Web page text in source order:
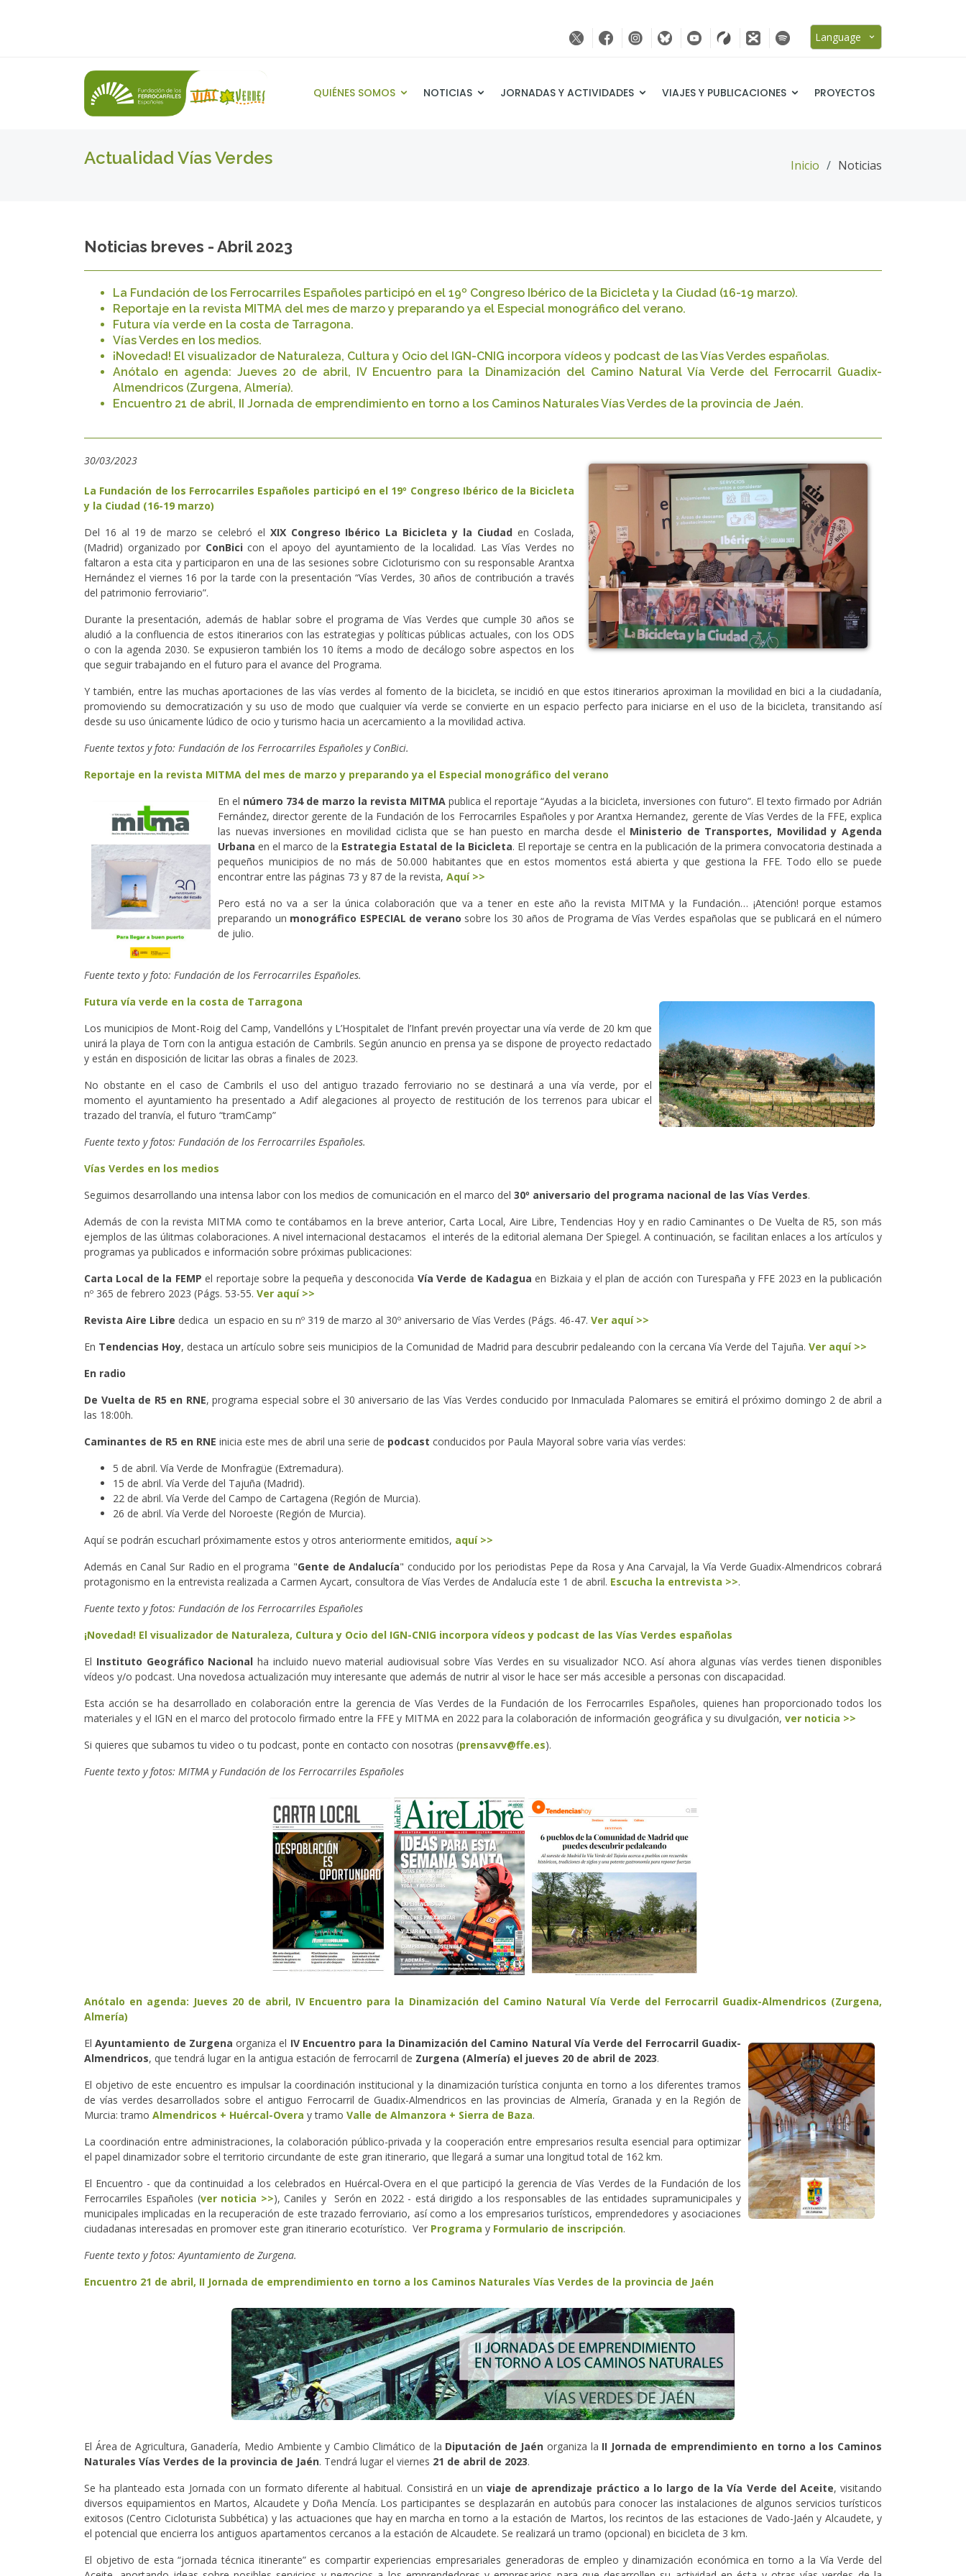
Language
QUIÉNES SOMOS NOTICIAS JORNADAS Y ACTIVIDADES VIAJES Y PUBLICACIONES PROYECTOS
Actualidad Vías Verdes Inicio Noticias
Noticias breves - Abril 2023
La Fundación de los Ferrocarriles Españoles participó en el 19º Congreso Ibérico de la Bicicleta y la Ciudad (16-19 marzo).
Reportaje en la revista MITMA del mes de marzo y preparando ya el Especial monográfico del verano.
Futura vía verde en la costa de Tarragona.
Vías Verdes en los medios.
¡Novedad! El visualizador de Naturaleza, Cultura y Ocio del IGN-CNIG incorpora vídeos y podcast de las Vías Verdes españolas.
Anótalo en agenda: Jueves 20 de abril, IV Encuentro para la Dinamización del Camino Natural Vía Verde del Ferrocarril Guadix-
Almendricos (Zurgena, Almería).
Encuentro 21 de abril, II Jornada de emprendimiento en torno a los Caminos Naturales Vías Verdes de la provincia de Jaén.
30/03/2023
​La Fundación de los Ferrocarriles Españoles participó en el 19º Congreso Ibérico de la Bicicleta
y la Ciudad (16-19 marzo)
Del 16 al 19 de marzo se celebró el XIX Congreso Ibérico La Bicicleta y la Ciudaden Coslada,
(Madrid) organizado por ConBicicon el apoyo del ayuntamiento de la localidad. Las Vías Verdes no
faltaron a esta cita y participaron en una de las sesiones sobre Cicloturismo con su responsable Arantxa
Hernández el viernes 16 por la tarde con la presentación “Vías Verdes, 30 años de contribución a través
del patrimonio ferroviario”.
Durante la presentación, además de hablar sobre el programa de Vías Verdes que cumple 30 años se
aludió a la confluencia de estos itinerarios con las estrategias y políticas públicas actuales, con los ODS
o con la agenda 2030. Se expusieron también los 10 ítems a modo de decálogo sobre aspectos en los
que seguir trabajando en el futuro para el avance del Programa.
Y también, entre las muchas aportaciones de las vías verdes al fomento de la bicicleta, se incidió en que estos itinerarios aproximan la movilidad en bici a la ciudadanía,
promoviendo su democratización y su uso de modo que cualquier vía verde se convierte en un espacio perfecto para iniciarse en el uso de la bicicleta, transitando así
desde su uso únicamente lúdico de ocio y turismo hacia un acercamiento a la movilidad activa.
Fuente textos y foto: Fundación de los Ferrocarriles Españoles y ConBici.
Reportaje en la revista MITMA del mes de marzo y preparando ya el Especial monográfico del verano
En el número 734 de marzo la revista MITMA publica el reportaje “Ayudas a la bicicleta, inversiones con futuro”. El texto firmado por Adrián
Fernández, director gerente de la Fundación de los Ferrocarriles Españoles y por Arantxa Hernandez, gerente de Vías Verdes de la FFE, explica
las nuevas inversiones en movilidad ciclista que se han puesto en marcha desde el Ministerio de Transportes, Movilidad y Agenda
Urbana en el marco de la Estrategia Estatal de la Bicicleta. El reportaje se centra en la publicación de la primera convocatoria destinada a
pequeños municipios de no más de 50.000 habitantes que en estos momentos está abierta y que gestiona la FFE. Todo ello se puede
encontrar entre las páginas 73 y 87 de la revista, Aquí >>
Pero está no va a ser la única colaboración que va a tener en este año la revista MITMA y la Fundación… ¡Atención! porque estamos
preparando un monográfico ESPECIAL de verano sobre los 30 años de Programa de Vías Verdes españolas que se publicará en el número
de julio.
Fuente texto y foto: Fundación de los Ferrocarriles Españoles.
Futura vía verde en la costa de Tarragona
Los municipios de Mont-Roig del Camp, Vandellóns y L’Hospitalet de l’Infant prevén proyectar una vía verde de 20 km que
unirá la playa de Torn con la antigua estación de Cambrils. Según anuncio en prensa ya se dispone de proyecto redactado
y están en disposición de licitar las obras a finales de 2023.
No obstante en el caso de Cambrils el uso del antiguo trazado ferroviario no se destinará a una vía verde, por el
momento el ayuntamiento ha presentado a Adif alegaciones al proyecto de restitución de los terrenos para ubicar el
trazado del tranvía, el futuro “tramCamp”
Fuente texto y fotos: Fundación de los Ferrocarriles Españoles.
Vías Verdes en los medios
Seguimos desarrollando una intensa labor con los medios de comunicación en el marco del 30º aniversario del programa nacional de las Vías Verdes.
Además de con la revista MITMA como te contábamos en la breve anterior, Carta Local, Aire Libre, Tendencias Hoy y en radio Caminantes o De Vuelta de R5, son más
ejemplos de las úlitmas colaboraciones. A nivel internacional destacamos el interés de la editorial alemana Der Spiegel. A continuación, se facilitan enlaces a los artículos y
programas ya publicados e información sobre próximas publicaciones:
Carta Local de la FEMP el reportaje sobre la pequeña y desconocida Vía Verde de Kadagua en Bizkaia y el plan de acción con Turespaña y FFE 2023 en la publicación
nº 365 de febrero 2023 (Págs. 53-55. Ver aquí >>
Revista Aire Libre dedica un espacio en su nº 319 de marzo al 30º aniversario de Vías Verdes (Págs. 46-47. Ver aquí >>
En Tendencias Hoy, destaca un artículo sobre seis municipios de la Comunidad de Madrid para descubrir pedaleando con la cercana Vía Verde del Tajuña. Ver aquí >>
En radio
De Vuelta de R5 en RNE, programa especial sobre el 30 aniversario de las Vías Verdes conducido por Inmaculada Palomares se emitirá el próximo domingo 2 de abril a
las 18:00h.
Caminantes de R5 en RNE inicia este mes de abril una serie de podcast conducidos por Paula Mayoral sobre varia vías verdes:
5 de abril. Vía Verde de Monfragüe (Extremadura).
15 de abril. Vía Verde del Tajuña (Madrid).
22 de abril. Vía Verde del Campo de Cartagena (Región de Murcia).
26 de abril. Vía Verde del Noroeste (Región de Murcia).
Aquí se podrán escucharl próximamente estos y otros anteriormente emitidos, aquí >>
Además en Canal Sur Radio en el programa "Gente de Andalucía" conducido por los periodistas Pepe da Rosa y Ana Carvajal, la Vía Verde Guadix-Almendricos cobrará
protagonismo en la entrevista realizada a Carmen Aycart, consultora de Vías Verdes de Andalucía este 1 de abril. Escucha la entrevista >>.
Fuente texto y fotos: Fundación de los Ferrocarriles Españoles
¡Novedad! El visualizador de Naturaleza, Cultura y Ocio del IGN-CNIG incorpora vídeos y podcast de las Vías Verdes españolas
El Instituto Geográfico Nacional ha incluido nuevo material audiovisual sobre Vías Verdes en su visualizador NCO. Así ahora algunas vías verdes tienen disponibles
vídeos y/o podcast. Una novedosa actualización muy interesante que además de nutrir al visor le hace ser más accesible a personas con discapacidad.
Esta acción se ha desarrollado en colaboración entre la gerencia de Vías Verdes de la Fundación de los Ferrocarriles Españoles, quienes han proporcionado todos los
materiales y el IGN en el marco del protocolo firmado entre la FFE y MITMA en 2022 para la colaboración de información geográfica y su divulgación, ver noticia >>
Si quieres que subamos tu video o tu podcast, ponte en contacto con nosotras (prensavv@ffe.es).
Fuente texto y fotos: MITMA y Fundación de los Ferrocarriles Españoles
Anótalo en agenda: Jueves 20 de abril, IV Encuentro para la Dinamización del Camino Natural Vía Verde del Ferrocarril Guadix-Almendricos (Zurgena,
Almería)
ElAyuntamiento de Zurgena organiza el IV Encuentro para la Dinamización del Camino Natural Vía Verde del Ferrocarril Guadix-
Almendricos, que tendrá lugar en la antigua estación de ferrocarril de Zurgena (Almería) el jueves 20 de abril de 2023.
El objetivo de este encuentro es impulsar la coordinación institucional y la dinamización turística conjunta en torno a los diferentes tramos
de vías verdes desarrollados sobre el antiguo Ferrocarril de Guadix-Almendricos en las provincias de Almería, Granada y en la Región de
Murcia: tramo Almendricos + Huércal-Overa y tramo Valle de Almanzora + Sierra de Baza.
La coordinación entre administraciones, la colaboración público-privada y la cooperación entre empresarios resulta esencial para optimizar
el papel dinamizador sobre el territorio circundante de este gran itinerario, que llegará a sumar una longitud total de 162 km.
El Encuentro - que da continuidad a los celebrados en Huércal-Overa en el que participó la gerencia de Vías Verdes de la Fundación de los
Ferrocarriles Españoles (ver noticia >>), Caniles y Serón en 2022 - está dirigido a los responsables de las entidades supramunicipales y
municipales implicadas en la recuperación de este trazado ferroviario, así como a los empresarios turísticos, emprendedores y asociaciones
ciudadanas interesadas en promover este gran itinerario ecoturístico. Ver Programa y Formulario de inscripción.
Fuente texto y fotos: Ayuntamiento de Zurgena.
Encuentro 21 de abril, II Jornada de emprendimiento en torno a los Caminos Naturales Vías Verdes de la provincia de Jaén
El Área de Agricultura, Ganadería, Medio Ambiente y Cambio Climático de la Diputación de Jaén organiza la II Jornada de emprendimiento en torno a los Caminos
Naturales Vías Verdes de la provincia de Jaén. Tendrá lugar el viernes 21 de abril de 2023.
Se ha planteado esta Jornada con un formato diferente al habitual. Consistirá en unviaje de aprendizaje práctico a lo largo de la Vía Verde del Aceite, visitando
diversos equipamientos en Martos, Alcaudete y Doña Mencía. Los participantes se desplazarán en autobús para conocer las instalaciones de algunos servicios turísticos
exitosos (Centro Cicloturista Subbética) y las actuaciones que hay en marcha en torno a la estación de Martos, los recintos de las estaciones de Vado-Jaén y Alcaudete, y
el potencial que encierra los antiguos apartamentos cercanos a la estación de Alcaudete. Se realizará un tramo (opcional) en bicicleta de 3 km.
El objetivo de esta “jornada técnica itinerante” es compartir experiencias empresariales generadoras de empleo y dinamización económica en torno a la Vía Verde del